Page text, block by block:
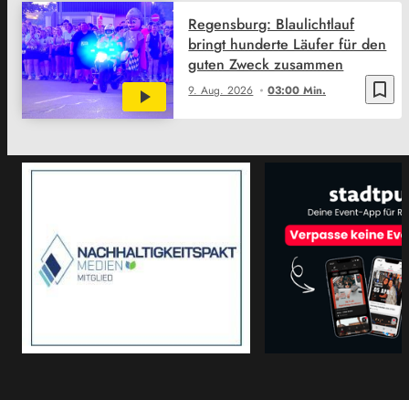
bookmark_border
9. Aug. 2026 03:00 Min.
Regensburg: Blaulichtlauf
bringt hunderte Läufer für den
guten Zweck zusammen